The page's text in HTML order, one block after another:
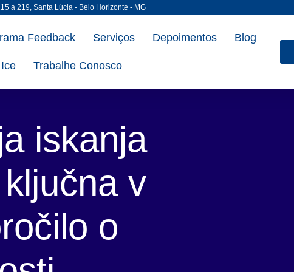
a 219, Santa Lúcia - Belo Horizonte - MG
Feedback Serviços Depoimentos Blog
Ice Trabalhe Conosco
iskanja
v
o